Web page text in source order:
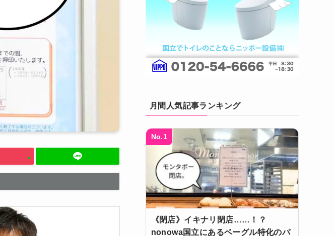
月間人気記事ランキング
No.1
《閉店》イキナリ閉店……！？
nonowa国立にあるベーグル特化のパ